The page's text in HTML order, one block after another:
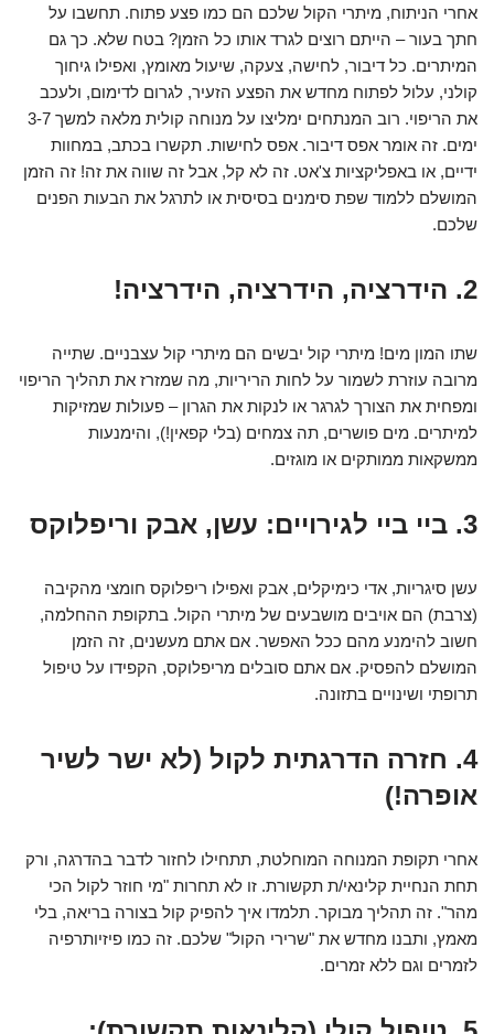
אחרי הניתוח, מיתרי הקול שלכם הם כמו פצע פתוח. תחשבו על
חתך בעור – הייתם רוצים לגרד אותו כל הזמן? בטח שלא. כך גם
המיתרים. כל דיבור, לחישה, צעקה, שיעול מאומץ, ואפילו גיחוך
קולני, עלול לפתוח מחדש את הפצע הזעיר, לגרום לדימום, ולעכב
את הריפוי. רוב המנתחים ימליצו על מנוחה קולית מלאה למשך 3-7
ימים. זה אומר אפס דיבור. אפס לחישות. תקשרו בכתב, במחוות
ידיים, או באפליקציות צ'אט. זה לא קל, אבל זה שווה את זה! זה הזמן
המושלם ללמוד שפת סימנים בסיסית או לתרגל את הבעות הפנים
שלכם.
2. הידרציה, הידרציה, הידרציה!
שתו המון מים! מיתרי קול יבשים הם מיתרי קול עצבניים. שתייה
מרובה עוזרת לשמור על לחות הריריות, מה שמזרז את תהליך הריפוי
ומפחית את הצורך לגרגר או לנקות את הגרון – פעולות שמזיקות
למיתרים. מים פושרים, תה צמחים (בלי קפאין!), והימנעות
ממשקאות ממותקים או מוגזים.
3. ביי ביי לגירויים: עשן, אבק וריפלוקס
עשן סיגריות, אדי כימיקלים, אבק ואפילו ריפלוקס חומצי מהקיבה
(צרבת) הם אויבים מושבעים של מיתרי הקול. בתקופת ההחלמה,
חשוב להימנע מהם ככל האפשר. אם אתם מעשנים, זה הזמן
המושלם להפסיק. אם אתם סובלים מריפלוקס, הקפידו על טיפול
תרופתי ושינויים בתזונה.
4. חזרה הדרגתית לקול (לא ישר לשיר
אופרה!)
אחרי תקופת המנוחה המוחלטת, תתחילו לחזור לדבר בהדרגה, ורק
תחת הנחיית קלינאי/ת תקשורת. זו לא תחרות "מי חוזר לקול הכי
מהר". זה תהליך מבוקר. תלמדו איך להפיק קול בצורה בריאה, בלי
מאמץ, ותבנו מחדש את "שרירי הקול" שלכם. זה כמו פיזיותרפיה
לזמרים וגם ללא זמרים.